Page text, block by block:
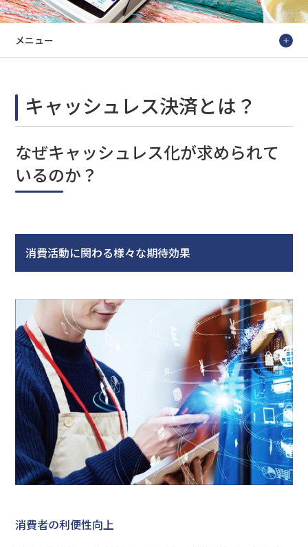
メニュー
キャッシュレス決済とは？
なぜキャッシュレス化が求められて
いるのか？
消費活動に関わる様々な期待効果
消費者の利便性向上